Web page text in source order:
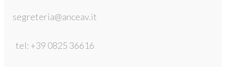
segreteria@anceav.it
tel: +39 0825 36616